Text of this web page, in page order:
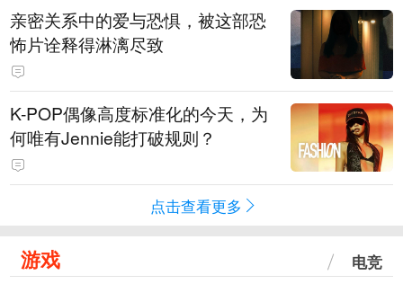
亲密关系中的爱与恐惧，被这部恐
怖片诠释得淋漓尽致
K-POP偶像高度标准化的今天，为
何唯有Jennie能打破规则？
点击查看更多
游戏 电竞